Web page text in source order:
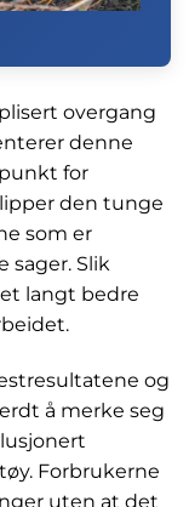
overgang
denne
for
den tunge
som er
sager. Slik
langt bedre
og
å merke seg
Forbrukerne
uten at det